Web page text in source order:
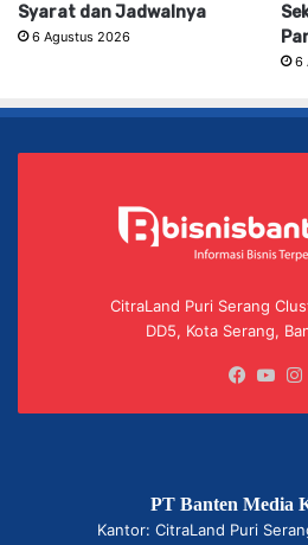
Syarat dan Jadwalnya
6 Agustus 2026
6
CitraLand Puri Serang
DD5, Kota Serang,
PT Banten Media
Kantor: CitraLand Puri